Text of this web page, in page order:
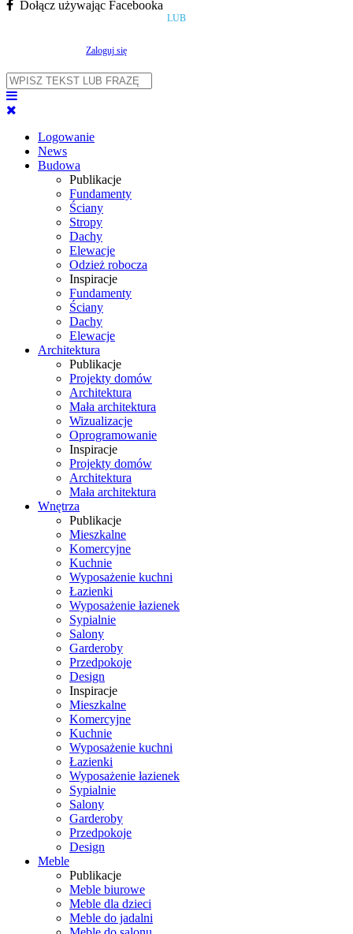
Dołącz używając Facebooka
LUB
Zaloguj się
Logowanie
News
Budowa
Publikacje
Fundamenty
Ściany
Stropy
Dachy
Elewacje
Odzież robocza
Inspiracje
Fundamenty
Ściany
Dachy
Elewacje
Architektura
Publikacje
Projekty domów
Architektura
Mała architektura
Wizualizacje
Oprogramowanie
Inspiracje
Projekty domów
Architektura
Mała architektura
Wnętrza
Publikacje
Mieszkalne
Komercyjne
Kuchnie
Wyposażenie kuchni
Łazienki
Wyposażenie łazienek
Sypialnie
Salony
Garderoby
Przedpokoje
Design
Inspiracje
Mieszkalne
Komercyjne
Kuchnie
Wyposażenie kuchni
Łazienki
Wyposażenie łazienek
Sypialnie
Salony
Garderoby
Przedpokoje
Design
Meble
Publikacje
Meble biurowe
Meble dla dzieci
Meble do jadalni